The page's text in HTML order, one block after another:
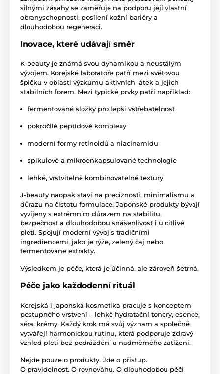
silnými zásahy se zaměřuje na podporu její vlastní
obranyschopnosti, posílení kožní bariéry a
dlouhodobou regeneraci.
Inovace, které udávají směr
K-beauty je známá svou dynamikou a neustálým
vývojem. Korejské laboratoře patří mezi světovou
špičku v oblasti výzkumu aktivních látek a jejich
stabilních forem. Mezi typické prvky patří například:
fermentované složky pro lepší vstřebatelnost
pokročilé peptidové komplexy
moderní formy retinoidů a niacinamidu
spikulové a mikroenkapsulované technologie
lehké, vrstvitelně kombinovatelné textury
J-beauty naopak staví na preciznosti, minimalismu a
důrazu na čistotu formulace. Japonské produkty bývají
vyvíjeny s extrémním důrazem na stabilitu,
bezpečnost a dlouhodobou snášenlivost i u citlivé
pleti. Spojují moderní vývoj s tradičními
ingrediencemi, jako je rýže, zelený čaj nebo
fermentované extrakty.
Výsledkem je péče, která je účinná, ale zároveň šetrná.
Péče jako každodenní rituál
Korejská i japonská kosmetika pracuje s konceptem
postupného vrstvení – lehké hydratační tonery, esence,
séra, krémy. Každý krok má svůj význam a společně
vytvářejí harmonickou rutinu, která podporuje zdravý
vzhled pleti bez podráždění a nadměrného zatížení.
Nejde pouze o produkty. Jde o přístup.
O pravidelnost. O rovnováhu. O dlouhodobou péči